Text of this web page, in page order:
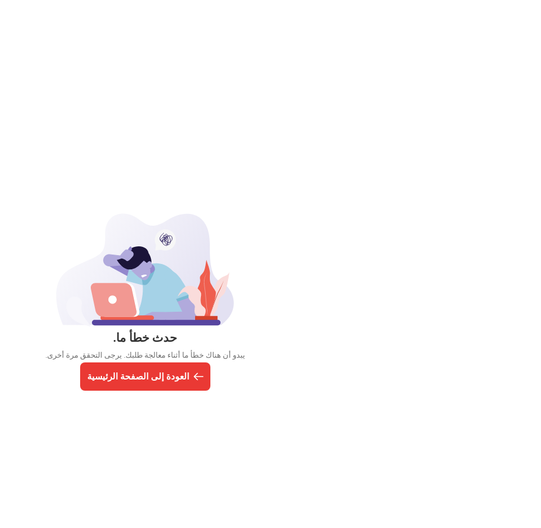
حدث خطأ ما.
يبدو أن هناك خطأ ما أثناء معالجة طلبك. يرجى التحقق مرة أخرى.
العودة إلى الصفحة الرئيسية